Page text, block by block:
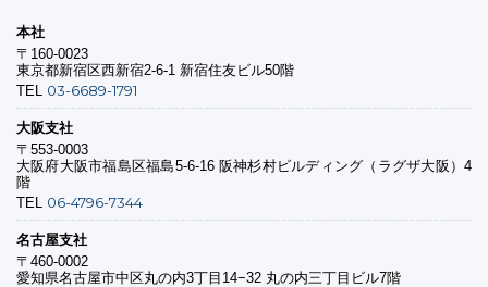
本社
〒160-0023
東京都新宿区西新宿2-6-1 新宿住友ビル50階
TEL 03-6689-1791
大阪支社
〒553-0003
大阪府大阪市福島区福島5-6-16 阪神杉村ビルディング（ラグザ大阪）4
階
TEL 06-4796-7344
名古屋支社
〒460-0002
愛知県名古屋市中区丸の内3丁目14−32 丸の内三丁目ビル7階